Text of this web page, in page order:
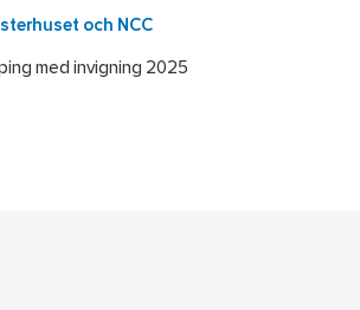
och NCC
med invigning 2025